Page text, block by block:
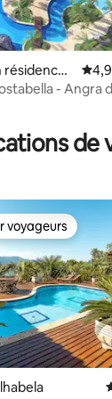
de 128
⋅
- Angra
de
de 51
les plus
voyageurs